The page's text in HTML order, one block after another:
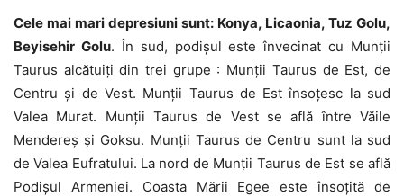
Cele mai mari depresiuni sunt: Konya, Licaonia, Tuz Golu,
Beyisehir Golu. În sud, podișul este învecinat cu Munții
Taurus alcătuiți din trei grupe : Munții Taurus de Est, de
Centru și de Vest. Munții Taurus de Est însoțesc la sud
Valea Murat. Munții Taurus de Vest se află între Văile
Mendereș și Goksu. Munții Taurus de Centru sunt la sud
de Valea Eufratului. La nord de Munții Taurus de Est se află
Podișul Armeniei. Coasta Mării Egee este însoțită de